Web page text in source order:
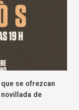
se ofrezcan
de